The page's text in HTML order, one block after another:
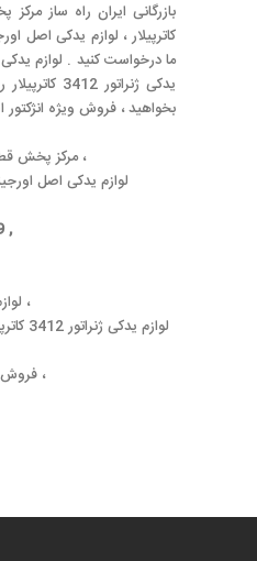
بازرگانی ایران راه ساز
کاترپیلار ، لوازم یدکی اصل
ما درخواست کنید . لوازم یدکی
یدکی
بخواهید ، فروش ویژه انژکتور
مرکز پخش قطعات و لوازم یدکی کاترپیلار ،
لوازم یدکی اصل
,
لوازم یدکی انواع موتور کاترپیلار ،
لوازم
فروش ویژه انژکتور اصلی کاترپیلار ،